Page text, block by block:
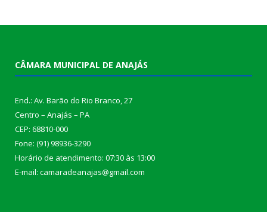
CÂMARA MUNICIPAL DE ANAJÁS
End.: Av. Barão do Rio Branco, 27
Centro – Anajás – PA
CEP: 68810-000
Fone: (91) 98936-3290
Horário de atendimento: 07:30 às 13:00
E-mail: camaradeanajas@gmail.com